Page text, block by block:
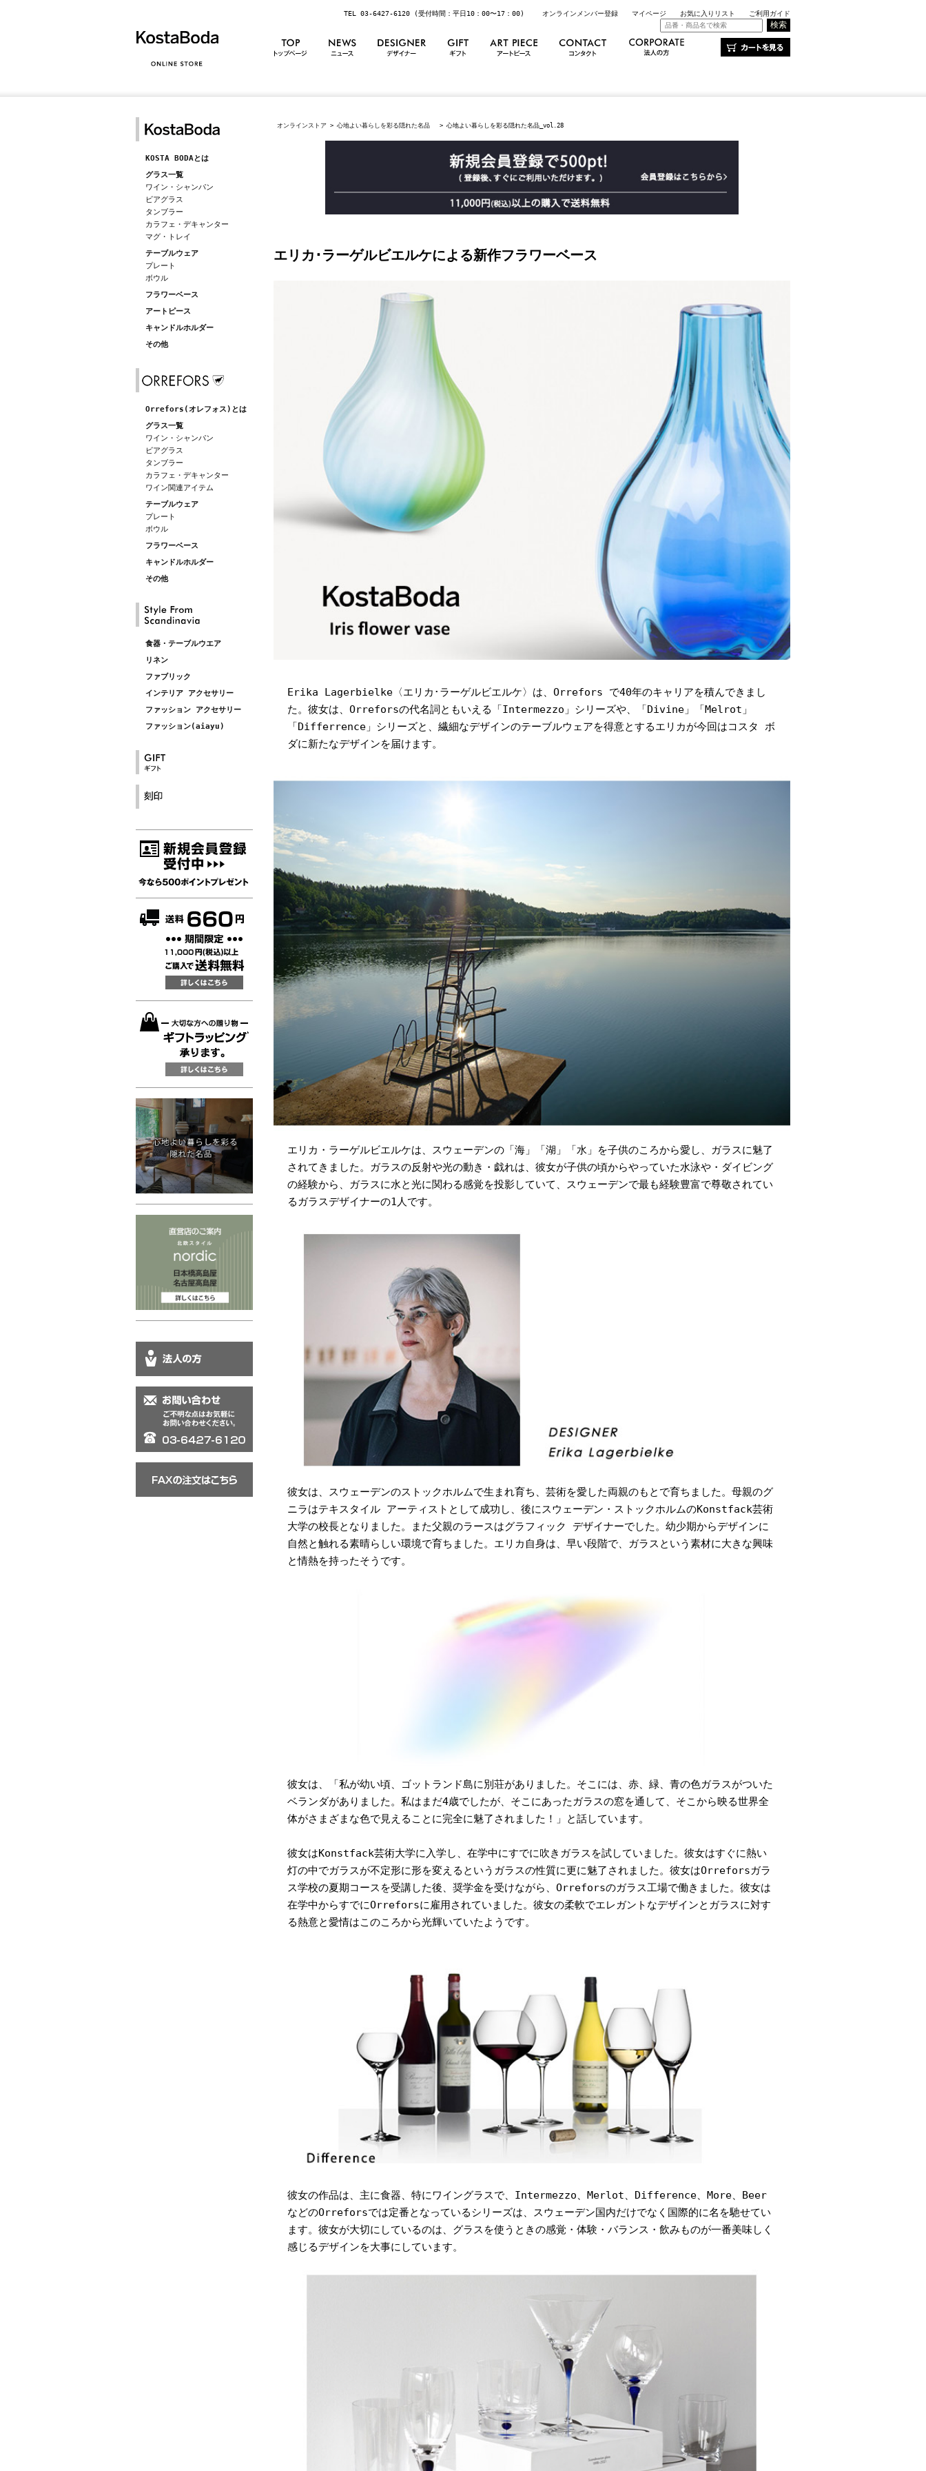
TEL 03-6427-6120 (受付時間：平日10：00〜17：00) オンラインメンバー登録 マイページ お気に入りリスト ご利用ガイド
KOSTA BODAとは
グラス一覧
ワイン・シャンパン
ビアグラス
タンブラー
カラフェ・デキャンター
マグ・トレイ
テーブルウェア
プレート
ボウル
フラワーベース
アートピース
キャンドルホルダー
その他
Orrefors(オレフォス)とは
グラス一覧
ワイン・シャンパン
ビアグラス
タンブラー
カラフェ・デキャンター
ワイン関連アイテム
テーブルウェア
プレート
ボウル
フラワーベース
キャンドルホルダー
その他
食器・テーブルウエア
リネン
ファブリック
インテリア アクセサリー
ファッション アクセサリー
ファッション(aiayu)
オンラインストア > 心地よい暮らしを彩る隠れた名品 > 心地よい暮らしを彩る隠れた名品_vol.28
エリカ･ラーゲルビエルケによる新作フラワーベース
Erika Lagerbielke〈エリカ･ラーゲルビエルケ〉は、Orrefors で40年のキャリアを積んできまし
た。彼女は、Orreforsの代名詞ともいえる「Intermezzo」シリーズや、「Divine」「Melrot」
「Differrence」シリーズと、繊細なデザインのテーブルウェアを得意とするエリカが今回はコスタ ボ
ダに新たなデザインを届けます。
エリカ・ラーゲルビエルケは、スウェーデンの「海」「湖」「水」を子供のころから愛し、ガラスに魅了
されてきました。ガラスの反射や光の動き・戯れは、彼女が子供の頃からやっていた水泳や・ダイビング
の経験から、ガラスに水と光に関わる感覚を投影していて、スウェーデンで最も経験豊富で尊敬されてい
るガラスデザイナーの1人です。
彼女は、スウェーデンのストックホルムで生まれ育ち、芸術を愛した両親のもとで育ちました。母親のグ
ニラはテキスタイル アーティストとして成功し、後にスウェーデン・ストックホルムのKonstfack芸術
大学の校長となりました。また父親のラースはグラフィック デザイナーでした。幼少期からデザインに
自然と触れる素晴らしい環境で育ちました。エリカ自身は、早い段階で、ガラスという素材に大きな興味
と情熱を持ったそうです。
彼女は、「私が幼い頃、ゴットランド島に別荘がありました。そこには、赤、緑、青の色ガラスがついた
ベランダがありました。私はまだ4歳でしたが、そこにあったガラスの窓を通して、そこから映る世界全
体がさまざまな色で見えることに完全に魅了されました！」と話しています。
彼女はKonstfack芸術大学に入学し、在学中にすでに吹きガラスを試していました。彼女はすぐに熱い
灯の中でガラスが不定形に形を変えるというガラスの性質に更に魅了されました。彼女はOrreforsガラ
ス学校の夏期コースを受講した後、奨学金を受けながら、Orreforsのガラス工場で働きました。彼女は
在学中からすでにOrreforsに雇用されていました。彼女の柔軟でエレガントなデザインとガラスに対す
る熱意と愛情はこのころから光輝いていたようです。
彼女の作品は、主に食器、特にワイングラスで、Intermezzo、Merlot、Difference、More、Beer
などのOrreforsでは定番となっているシリーズは、スウェーデン国内だけでなく国際的に名を馳せてい
ます。彼女が大切にしているのは、グラスを使うときの感覚・体験・バランス・飲みものが一番美味しく
感じるデザインを大事にしています。